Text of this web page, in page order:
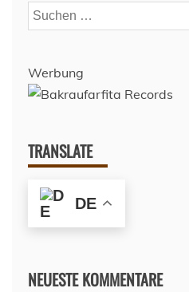
Suchen
nach:
Werbung
TRANSLATE
DE
NEUESTE KOMMENTARE